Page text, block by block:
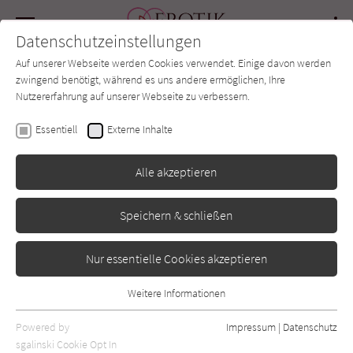
SUCHE Forum Charts Newsletter
Cora Carmack
Sortierung:
Datenschutzeinstellungen
Auf unserer Webseite werden Cookies verwendet. Einige davon werden
zwingend benötigt, während es uns andere ermöglichen, Ihre
Nutzererfahrung auf unserer Webseite zu verbessern.
Essentiell Externe Inhalte
Alle akzeptieren
Speichern & schließen
Nur essentielle Cookies akzeptieren
Essentielle Cookies werden für grundlegende Funktionen der
Webseite benötigt. Dadurch ist gewährleistet, dass die Webseite
Weitere Informationen
Powered by
sgalinski Cookie Opt In
Impressum | Datenschutz